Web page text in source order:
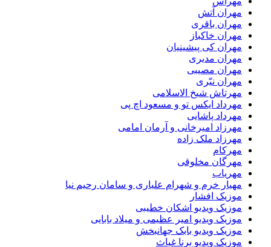
مهران آتش
مهران باقری
مهران خاکباز
مهران کی پیشینیان
مهران مدیری
مهران مصیبی
مهران نیّری
مهرتاش شیخ الاسلامی
مهرداد ایکس تو و مسعود اچ پی
مهرداد پاشایی
مهرزاد امیرخانی و آرمان امامی
مهرزاد ملک زاده
مهرکام
مهرگان مخلوقی
مهریاب
مهیار خرم و شهرام علیاری و سامان رحیم نیا
موزیک افشار
موزیک ویدیو اشکان خطیبی
موزیک ویدیو امیر عظیمی و میلاد بابایی
موزیک ویدیو بابک جهانبخش
موزیک ویدیو برنا غیاث